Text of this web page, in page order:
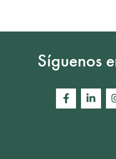
Síguenos